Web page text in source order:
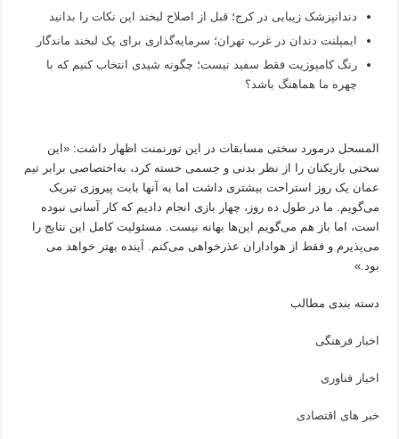
دندانپزشک زیبایی در کرج؛ قبل از اصلاح لبخند این نکات را بدانید
ایمپلنت دندان در غرب تهران؛ سرمایه‌گذاری برای یک لبخند ماندگار
رنگ کامپوزیت فقط سفید نیست؛ چگونه شیدی انتخاب کنیم که با
چهره ما هماهنگ باشد؟
المسحل درمورد سختی مسابقات در این تورنمنت اظهار داشت: «این
سختی بازیکنان را از نظر بدنی و جسمی خسته کرد، به‌اختصاصی برابر تیم
عمان یک روز استراحت بیشتری داشت اما به آنها بابت پیروزی تبریک
می‌گویم. ما در طول ده روز، چهار بازی انجام دادیم که کار آسانی نبوده
است، اما باز هم می‌گویم این‌ها بهانه نیست. مسئولیت کامل این نتایج را
می‌پذیرم و فقط از هواداران عذرخواهی می‌کنم. آینده بهتر خواهد می
بود.»
دسته بندی مطالب
اخبار فرهنگی
اخبار فناوری
خبر های اقتصادی